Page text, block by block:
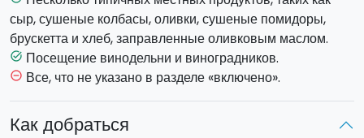
Часы работы:
- с 09:00 до 16:00 (зимний период с 16 сентября по 14
июня)
- с 09:00 до 18:00 (летний период с 15 июня по 15
сыр, сушеные колбасы, оливки, сушеные помидоры,
брускетта и хлеб, заправленные оливковым маслом.
task_alt Посещение винодельни и виноградников.
remove_circle_outline Все, что не указано в разделе «включено».
Как добраться